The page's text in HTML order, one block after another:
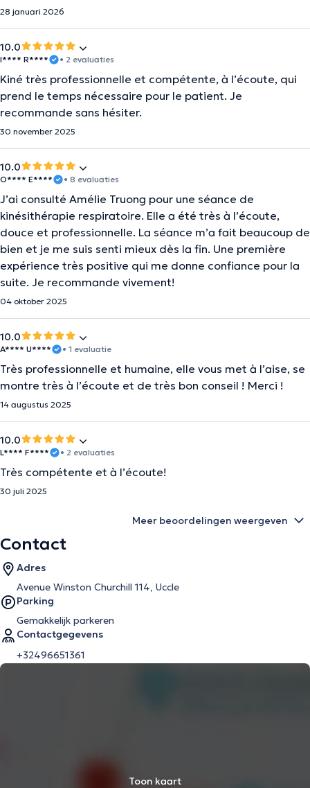
28 januari 2026
10.0
I**** R**** • 2 evaluaties
Kiné très professionnelle et compétente, à l’écoute, qui
prend le temps nécessaire pour le patient. Je
recommande sans hésiter.
30 november 2025
10.0
O**** E**** • 8 evaluaties
J’ai consulté Amélie Truong pour une séance de
kinésithérapie respiratoire. Elle a été très à l’écoute,
douce et professionnelle. La séance m’a fait beaucoup de
bien et je me suis senti mieux dès la fin. Une première
expérience très positive qui me donne confiance pour la
suite. Je recommande vivement!
04 oktober 2025
10.0
A**** U**** • 1 evaluatie
Très professionnelle et humaine, elle vous met à l’aise, se
montre très à l’écoute et de très bon conseil ! Merci !
14 augustus 2025
10.0
L**** F**** • 2 evaluaties
Très compétente et à l’écoute!
30 juli 2025
Meer beoordelingen weergeven
Contact
Adres
Avenue Winston Churchill 114, Uccle
Parking
Gemakkelijk parkeren
Contactgegevens
+32496651361
Toon kaart